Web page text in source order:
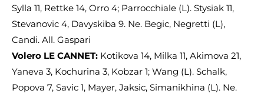
Sylla 11, Rettke 14, Orro 4; Parrocchiale (L). Stysiak 11,
Stevanovic 4, Davyskiba 9. Ne. Begic, Negretti (L),
Candi. All. Gaspari
Volero LE CANNET: Kotikova 14, Milka 11, Akimova 21,
Yaneva 3, Kochurina 3, Kobzar 1; Wang (L). Schalk,
Popova 7, Savic 1, Mayer, Jaksic, Simanikhina (L). Ne.